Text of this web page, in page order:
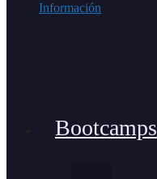
Información
Bootcamps